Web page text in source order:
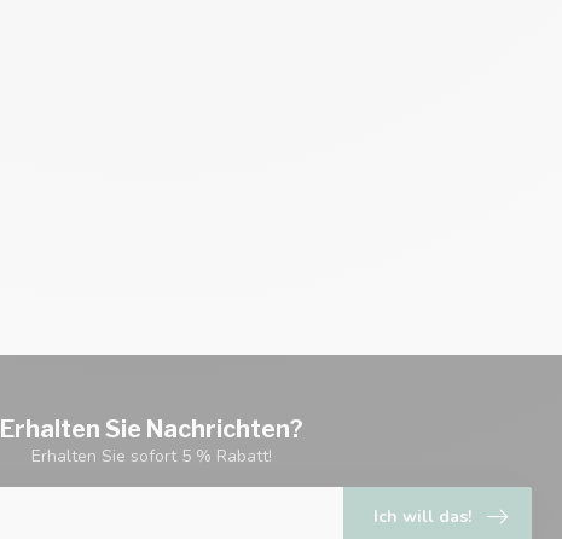
Erhalten Sie Nachrichten?
Erhalten Sie sofort 5 % Rabatt!
Ich will das!